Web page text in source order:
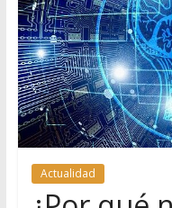
Actualidad